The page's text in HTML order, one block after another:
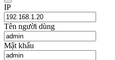
IP
Tên người dùng
Mật khẩu